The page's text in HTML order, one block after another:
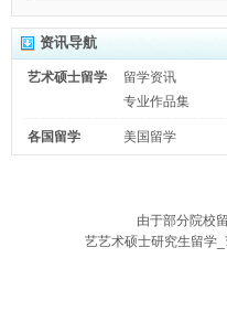
资讯导航
艺术硕士留学 留学资讯
专业作品集
各国留学 美国留学
由于部分院校
艺艺术硕士研究生留学